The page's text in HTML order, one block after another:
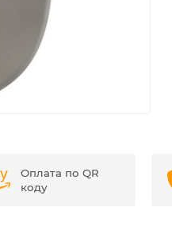
Оплата по QR
коду